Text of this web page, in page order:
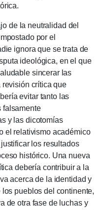
la neutralidad del
por el
ignora que se trata de
ideológica, en el que
sincerar las
crítica que
evitar tanto las
falsamente
y las dicotomías
el relativismo académico
los resultados
histórico. Una nueva
debería contribuir a la
acerca de la identidad y
los pueblos del continente,
de otra fase de luchas y